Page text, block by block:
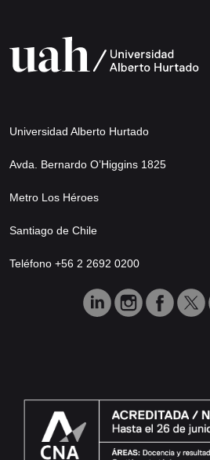
Universidad Alberto Hurtado
Avda. Bernardo O’Higgins 1825
Metro Los Héroes
Santiago de Chile
Teléfono +56 2 2692 0200